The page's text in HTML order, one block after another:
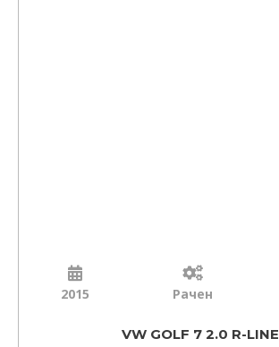
2015 Рачен
VW GOLF 7 2.0 R-LINE